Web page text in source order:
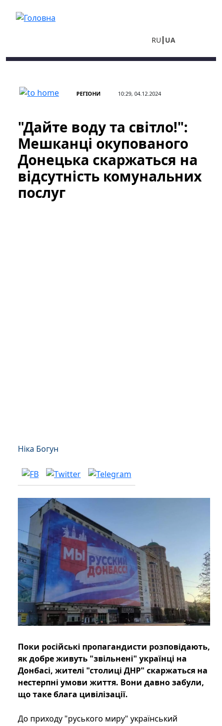
RU UA
РЕГІОНИ 10:29, 04.12.2024
"Дайте воду та світло!":
Мешканці окупованого
Донецька скаржаться на
відсутність комунальних
послуг
Ніка Богун
Поки російські пропагандисти розповідають,
як добре живуть "звільнені" українці на
Донбасі, жителі "столиці ДНР" скаржаться на
нестерпні умови життя. Вони давно забули,
що таке блага цивілізації.
До приходу "руського миру" український